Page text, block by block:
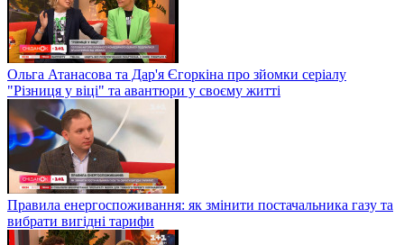
Ольга Атанасова та Дар'я Єгоркіна про зйомки серіалу
"Різниця у віці" та авантюри у своєму житті
Правила енергоспоживання: як змінити постачальника газу та
вибрати вигідні тарифи